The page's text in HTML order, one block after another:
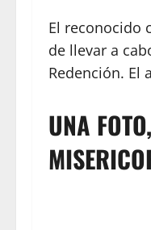
El reconocido
de llevar a
Redención. El
UNA